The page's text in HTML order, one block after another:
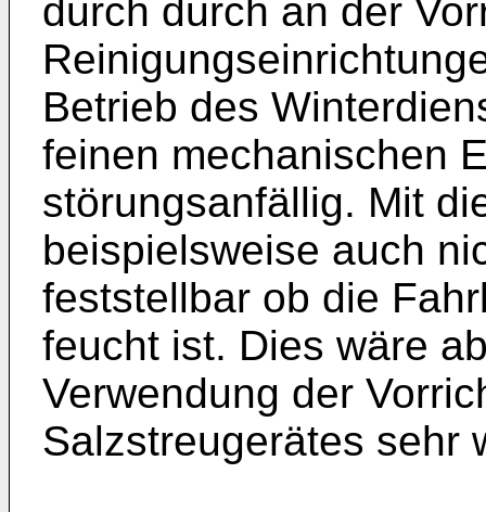
durch durch an der
Betrieb des
feinen mechanischen
störungsanfällig. Mit
beispielsweise auch
feststellbar ob die
feucht ist. Dies wäre
Verwendung der
Salzstreugerätes sehr